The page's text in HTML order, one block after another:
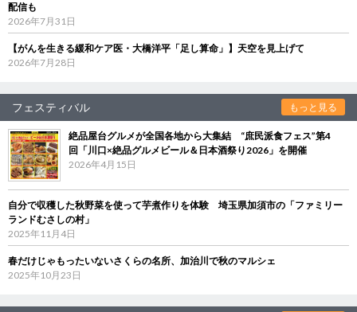
配信も
2026年7月31日
【がんを生きる緩和ケア医・大橋洋平「足し算命」】天空を見上げて
2026年7月28日
フェスティバル もっと見る
絶品屋台グルメが全国各地から大集結 “庶民派食フェス”第4
回「川口×絶品グルメビール＆日本酒祭り2026」を開催
2026年4月15日
自分で収穫した秋野菜を使って芋煮作りを体験 埼玉県加須市の「ファミリー
ランドむさしの村」
2025年11月4日
春だけじゃもったいないさくらの名所、加治川で秋のマルシェ
2025年10月23日